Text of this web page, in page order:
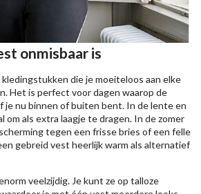
onmisbaar is
die je moeiteloos aan elke
Het is perfect voor dagen waarop de
nu binnen of buiten bent. In de lente en
om als extra laagje te dragen. In de zomer
tegen een frisse bries of een felle
gebreid vest heerlijk warm als alternatief
veelzijdig. Je kunt ze op talloze